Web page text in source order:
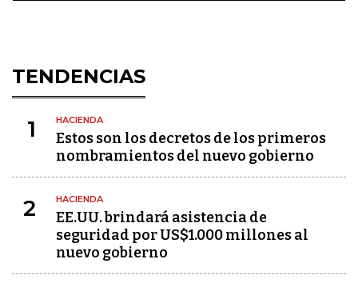
TENDENCIAS
1 HACIENDA
Estos son los decretos de los primeros
nombramientos del nuevo gobierno
2 HACIENDA
EE.UU. brindará asistencia de
seguridad por US$1.000 millones al
nuevo gobierno